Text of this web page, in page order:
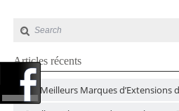
Articles récents
Les Meilleurs Marques d’Extensions